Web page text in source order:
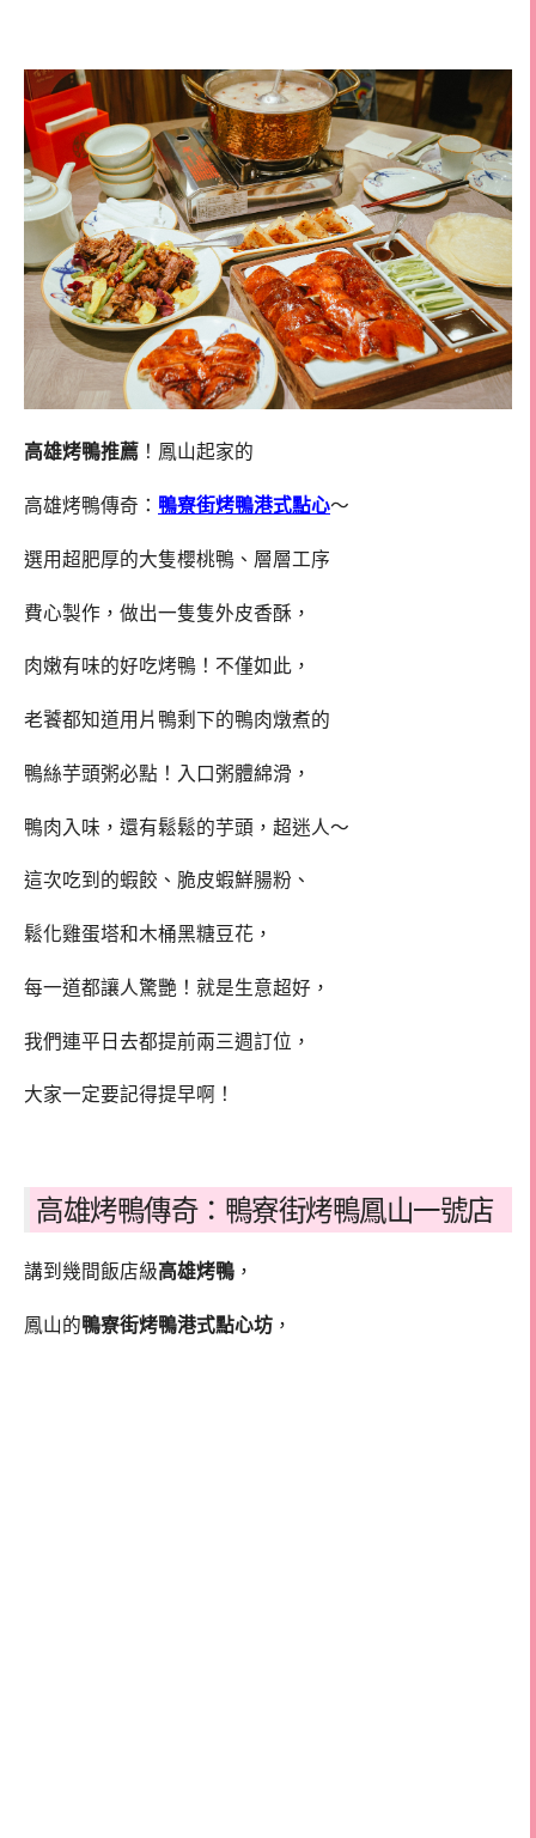
高雄烤鴨推薦 ！鳳山起家的
高雄烤鴨傳奇： 鴨寮街烤鴨港式點心～
選用超肥厚的大隻櫻桃鴨、層層工序
費心製作，做出一隻隻外皮香酥，
肉嫩有味的好吃烤鴨！不僅如此，
老饕都知道用片鴨剩下的鴨肉燉煮的
鴨絲芋頭粥必點！入口粥體綿滑，
鴨肉入味，還有鬆鬆的芋頭，超迷人～
這次吃到的蝦餃、脆皮蝦鮮腸粉、
鬆化雞蛋塔和木桶黑糖豆花，
每一道都讓人驚艷！就是生意超好，
我們連平日去都提前兩三週訂位，
大家一定要記得提早啊！
高雄烤鴨傳奇：鴨寮街烤鴨鳳山一號店
講到幾間飯店級高雄烤鴨 ，
鳳山的鴨寮街烤鴨港式點心坊 ，